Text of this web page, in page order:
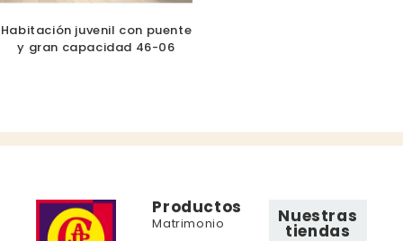
Habitación juvenil con puente
y gran capacidad 46-06
Productos
Matrimonio
Nuestras
tiendas